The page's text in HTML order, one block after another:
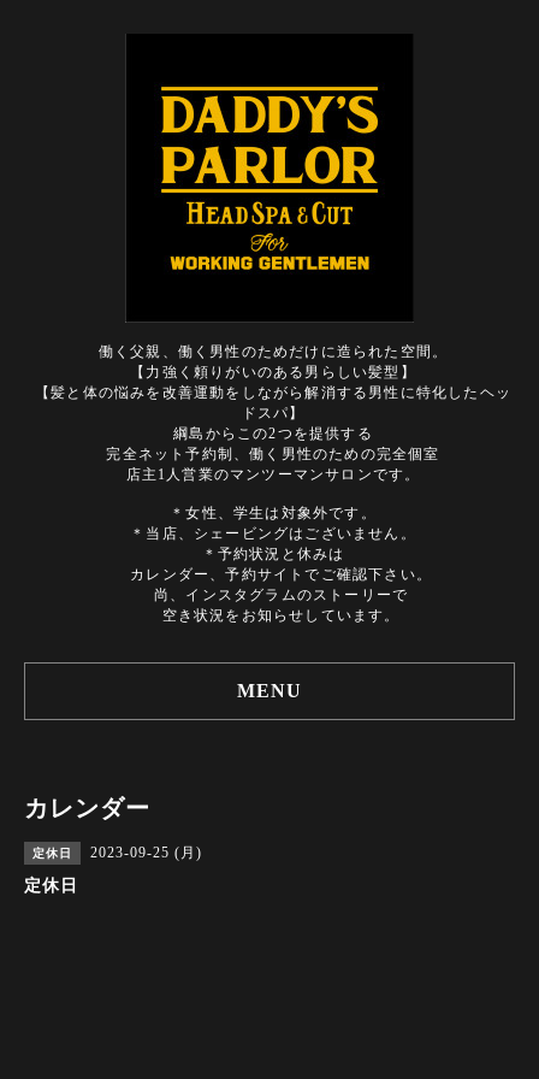
働く父親、働く男性のためだけに造られた空間。
【力強く頼りがいのある男らしい髪型】
【髪と体の悩みを改善運動をしながら解消する男性に特化したヘッ
ドスパ】
綱島からこの2つを提供する
完全ネット予約制、働く男性のための完全個室
店主1人営業のマンツーマンサロンです。
＊女性、学生は対象外です。
＊当店、シェービングはございません。
＊予約状況と休みは
カレンダー、予約サイトでご確認下さい。
尚、インスタグラムのストーリーで
空き状況をお知らせしています。
MENU
カレンダー
定休日 2023-09-25 (月)
定休日